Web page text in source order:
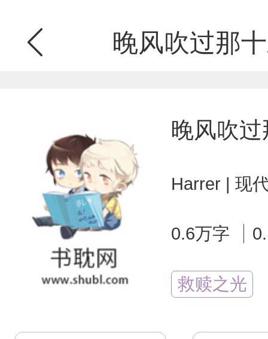
晚风吹过那
晚风吹
Harrer | 现
0.6万字
救赎之光